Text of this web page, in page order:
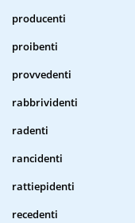
producenti
proibenti
provvedenti
rabbrividenti
radenti
rancidenti
rattiepidenti
recedenti